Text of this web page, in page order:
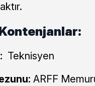
Teknisyen
ARFF